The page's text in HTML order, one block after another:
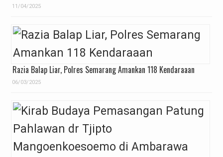
11/04/2025
Razia Balap Liar, Polres Semarang Amankan 118 Kendaraaan
06/03/2025